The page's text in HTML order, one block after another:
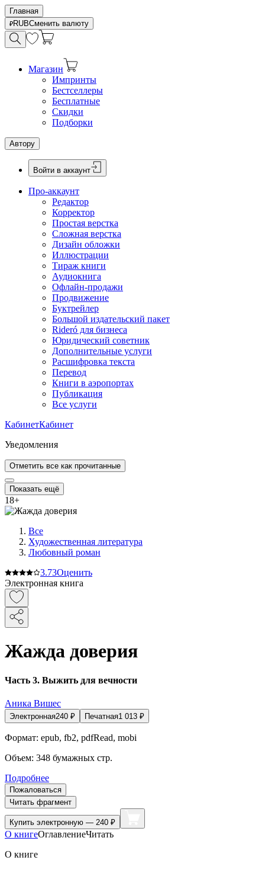
Главная
RUBСменить валюту
Магазин
Импринты
Бестселлеры
Бесплатные
Скидки
Подборки
Автору
Войти в аккаунт
Про-аккаунт
Редактор
Корректор
Простая верстка
Сложная верстка
Дизайн обложки
Иллюстрации
Тираж книги
Аудиокнига
Офлайн-продажи
Продвижение
Буктрейлер
Большой издательский пакет
Rideró для бизнеса
Юридический советник
Дополнительные услуги
Расшифровка текста
Перевод
Книги в аэропортах
Публикация
Все услуги
КабинетКабинет
Уведомления
Отметить все как прочитанные
Показать ещё
18+
Все
Художественная литература
Любовный роман
3.73Оценить
Электронная книга
Жажда доверия
Часть 3. Выжить для вечности
Аника Вишес
Электронная240 ₽ Печатная1 013 ₽
Формат: epub, fb2, pdfRead, mobi
Объем: 348 бумажных стр.
Подробнее
Пожаловаться
Читать фрагмент
Купить электронную — 240 ₽
О книгеОглавлениеЧитать
О книге